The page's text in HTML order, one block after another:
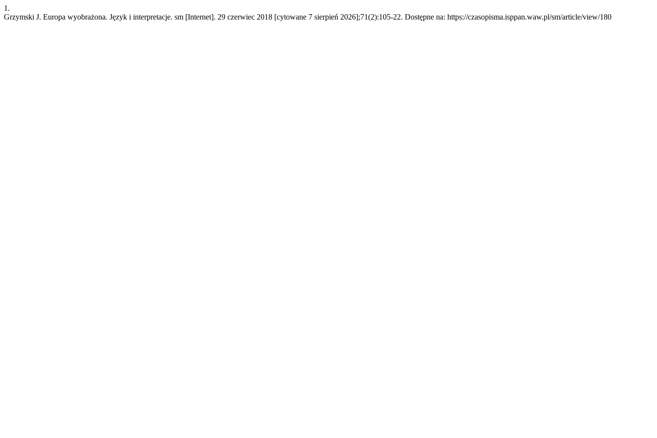
1.
Grzymski J. Europa wyobrażona. Język i interpretacje. sm [Internet]. 29 czerwiec 2018 [cytowane 7 sierpień 2026];71(2):105-22. Dostępne na: https://czasopisma.isppan.waw.pl/sm/article/view/180